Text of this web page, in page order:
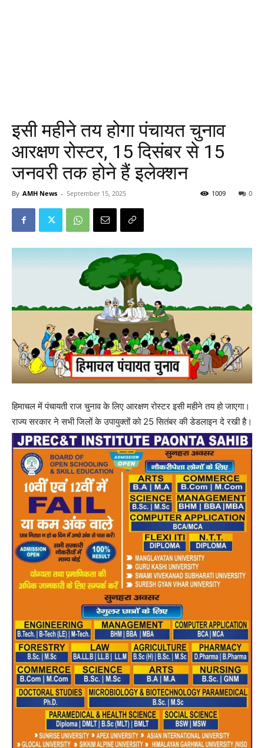
इसी महीने तय होगा पंचायत चुनाव
आरक्षण रोस्टर, 15 दिसंबर से 15
जनवरी तक होने हैं इलेक्शन
By AMH News - September 15, 2025 0
1009
हिमाचल में पंचायती राज चुनाव के लिए आरक्षण रोस्टर इसी महीने तय हो जाएगा।
राज्य सरकार ने सभी जिलों के उपायुक्तों को 25 सितंबर की डेडलाइन दे रखी है।